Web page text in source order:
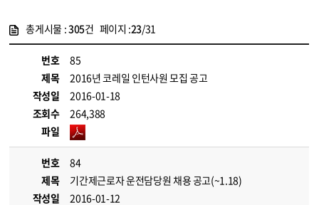
총게시물 :305건 페이지 :23/31
번호
85
제목
2016년 코레일 인턴사원 모집 공고
작성일
2016-01-18
조회수
264,388
파일
번호
84
제목
기간제근로자 운전담당원 채용 공고(~1.18)
작성일
2016-01-12